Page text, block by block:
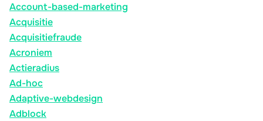
Account-based-marketing
Acquisitie
Acquisitiefraude
Acroniem
Actieradius
Ad-hoc
Adaptive-webdesign
Adblock